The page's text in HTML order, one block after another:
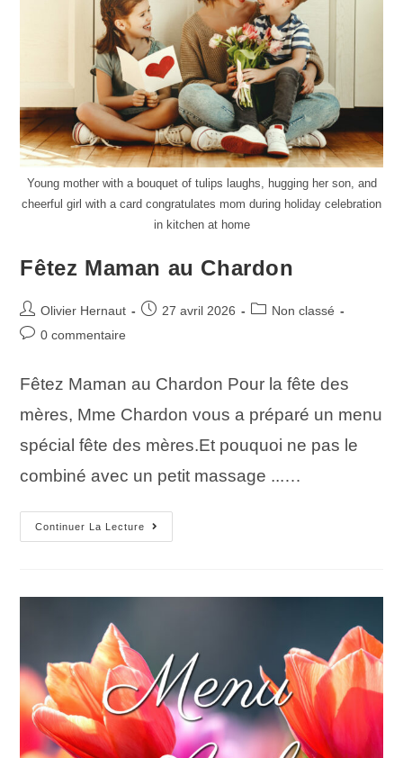
Young mother with a bouquet of tulips laughs, hugging her son, and
сheerful girl with a card congratulates mom during holiday celebration
in kitchen at home
Fêtez Maman au Chardon
Olivier Hernaut 27 avril 2026
Non classé
0 commentaire
Fêtez Maman au Chardon Pour la fête des
mères, Mme Chardon vous a préparé un menu
spécial fête des mères.Et pouquoi ne pas le
combiné avec un petit massage ...…
Continuer La Lecture